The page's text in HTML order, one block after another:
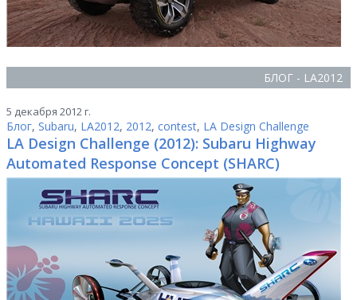
БЛОГ - LA2012
5 декабря 2012 г.
Блог, Subaru, LA2012, 2012, contest, LA Design Challenge
LA Design Challenge (2012): Subaru Highway
Automated Response Concept (SHARC)